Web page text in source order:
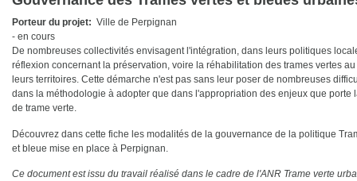
d'Ariane
Porteur du projet
Ville de Perpignan
- en cours
De nombreuses collectivités envisagent l'intégration, dans leurs politiques
réflexion concernant la préservation, voire la réhabilitation des trames vertes
leurs territoires. Cette démarche n'est pas sans leur poser de nombreuses
dans la méthodologie à adopter que dans l'appropriation des enjeux que porte
de trame verte.
Découvrez dans cette fiche les modalités de la gouvernance de la politique
et bleue mise en place à Perpignan.
Ce document est issu du travail réalisé dans le cadre de l'ANR Trame verte